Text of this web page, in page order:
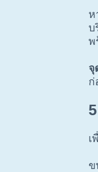
ห
บ
พ
จุ
ก่
เ
ข